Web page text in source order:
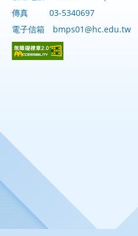
傳真
03-5340697
電子信箱
bmps01@hc.edu.tw